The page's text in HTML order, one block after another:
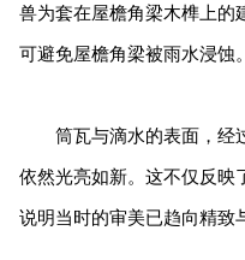
兽为套在屋檐角梁木榫上的
可避免屋檐角梁被雨水浸蚀。
筒瓦与滴水的表面，经
依然光亮如新。这不仅反映
说明当时的审美已趋向精致